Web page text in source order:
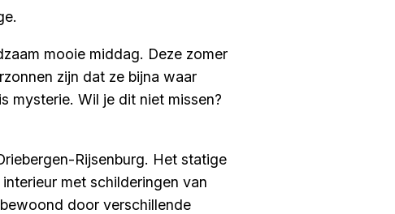
mooie middag. Deze zomer
zijn dat ze bijna waar
mysterie. Wil je dit niet missen?
Rijsenburg. Het statige
met schilderingen van
door verschillende